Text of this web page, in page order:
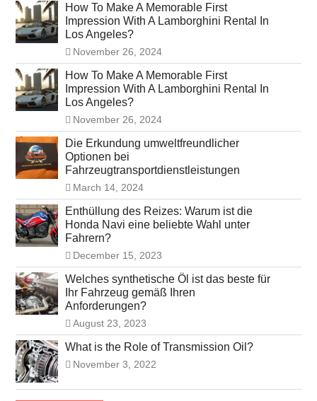
How To Make A Memorable First
Impression With A Lamborghini Rental In
Los Angeles?
November 26, 2024
How To Make A Memorable First
Impression With A Lamborghini Rental In
Los Angeles?
November 26, 2024
Die Erkundung umweltfreundlicher
Optionen bei
Fahrzeugtransportdienstleistungen
March 14, 2024
Enthüllung des Reizes: Warum ist die
Honda Navi eine beliebte Wahl unter
Fahrern?
December 15, 2023
Welches synthetische Öl ist das beste für
Ihr Fahrzeug gemäß Ihren
Anforderungen?
August 23, 2023
What is the Role of Transmission Oil?
November 3, 2022